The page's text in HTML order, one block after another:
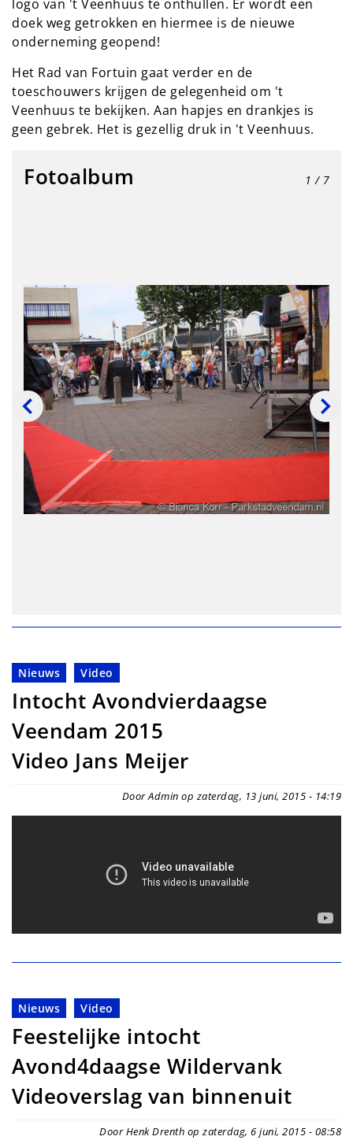
logo van 't Veenhuus te onthullen. Er wordt een
doek weg getrokken en hiermee is de nieuwe
onderneming geopend!
Het Rad van Fortuin gaat verder en de
toeschouwers krijgen de gelegenheid om 't
Veenhuus te bekijken. Aan hapjes en drankjes is
geen gebrek. Het is gezellig druk in 't Veenhuus.
Fotoalbum 1 / 7
Nieuws Video
Intocht Avondvierdaagse
Veendam 2015
Video Jans Meijer
Door Admin op zaterdag, 13 juni, 2015 - 14:19
Nieuws Video
Feestelijke intocht
Avond4daagse Wildervank
Videoverslag van binnenuit
Door Henk Drenth op zaterdag, 6 juni, 2015 - 08:58